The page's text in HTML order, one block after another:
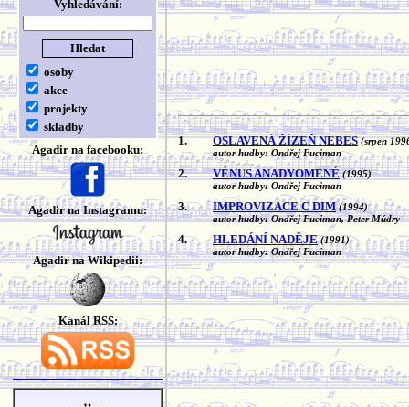
Vyhledávání:
osoby
akce
projekty
skladby
Agadir na facebooku:
Agadir na Instagramu:
Agadir na Wikipedii:
Kanál RSS:
1. OSLAVENÁ ŽÍZEŇ NEBES (srpen
autor hudby: Ondřej Fuciman
2. VÉNUS ANADYOMENÉ (1995)
autor hudby: Ondřej Fuciman
3. IMPROVIZACE C DIM (1994)
autor hudby: Ondřej Fuciman, Peter Múdry
4. HLEDÁNÍ NADĚJE (1991)
autor hudby: Ondřej Fuciman